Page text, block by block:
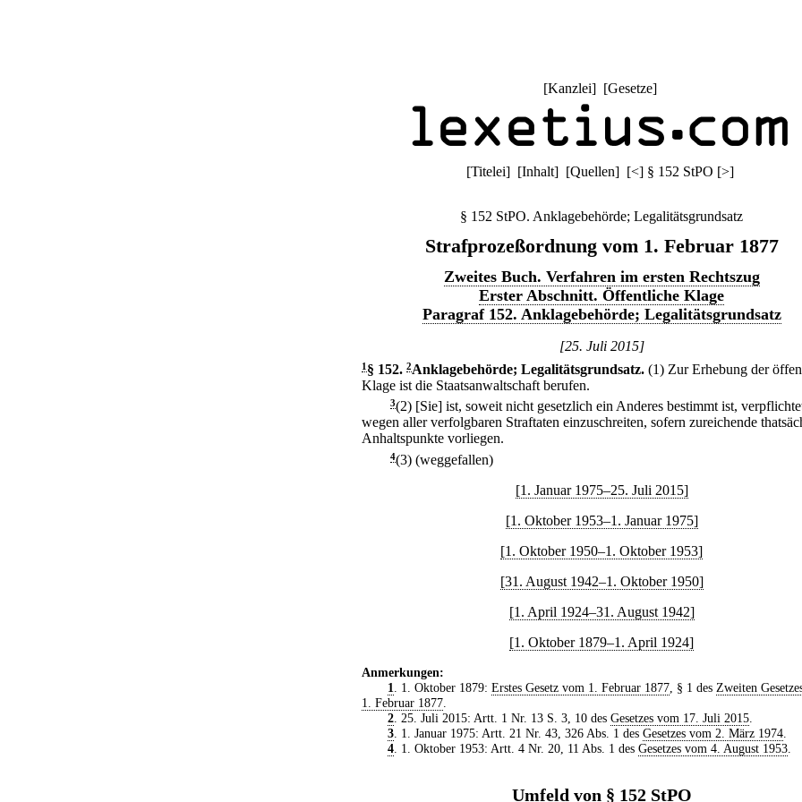
[Kanzlei] [Gesetze]
[Titelei] [Inhalt] [Quellen] [<] § 152 StPO [>]
§ 152 StPO. Anklagebehörde; Legalitätsgrundsatz
Strafprozeßordnung vom 1. Februar 1877
Zweites Buch. Verfahren im ersten Rechtszug
Erster Abschnitt. Öffentliche Klage
Paragraf 152. Anklagebehörde; Legalitätsgrundsatz
[25. Juli 2015]
1 § 152. 2Anklagebehörde; Legalitätsgrundsatz. (1) Zur Erhebung der
Klage ist die Staatsanwaltschaft berufen.
3(2) [Sie] ist, soweit nicht gesetzlich ein Anderes bestimmt ist,
wegen aller verfolgbaren Straftaten einzuschreiten, sofern zureichende
Anhaltspunkte vorliegen.
4(3) (weggefallen)
[1. Januar 1975–25. Juli 2015]
[1. Oktober 1953–1. Januar 1975]
[1. Oktober 1950–1. Oktober 1953]
[31. August 1942–1. Oktober 1950]
[1. April 1924–31. August 1942]
[1. Oktober 1879–1. April 1924]
Anmerkungen:
1
. 1. Oktober 1879: Erstes Gesetz vom 1. Februar 1877, § 1 des Zweiten
1. Februar 1877
2. 25. Juli 2015: Artt. 1 Nr. 13 S. 3, 10 des Gesetzes vom 17. Juli 2015.
3. 1. Januar 1975: Artt. 21 Nr. 43, 326 Abs. 1 des Gesetzes vom 2. März 1974.
4. 1. Oktober 1953: Artt. 4 Nr. 20, 11 Abs. 1 des Gesetzes vom 4. August 1953.
Umfeld von § 152 StPO